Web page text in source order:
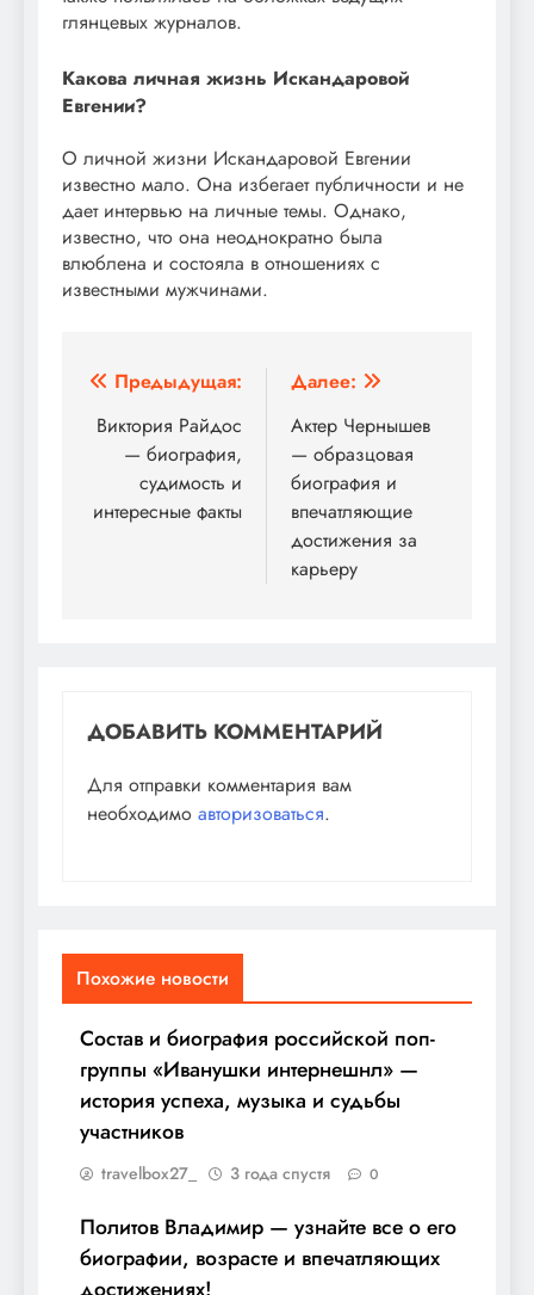
глянцевых журналов.
Какова личная жизнь Искандаровой
Евгении?
О личной жизни Искандаровой Евгении
известно мало. Она избегает публичности и не
дает интервью на личные темы. Однако,
известно, что она неоднократно была
влюблена и состояла в отношениях с
известными мужчинами.
Навигация
по
записям
Предыдущая:
Виктория Райдос
— биография,
судимость и
интересные факты
Далее:
Актер Чернышев
— образцовая
биография и
впечатляющие
достижения за
карьеру
ДОБАВИТЬ КОММЕНТАРИЙ
Для отправки комментария вам
необходимо авторизоваться.
Похожие новости
Состав и биография российской поп-
группы «Иванушки интернешнл» —
история успеха, музыка и судьбы
участников
travelbox27_ 3 года спустя 0
Политов Владимир — узнайте все о его
биографии, возрасте и впечатляющих
достижениях!